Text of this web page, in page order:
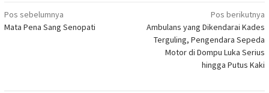
Navigasi
pos
Pos sebelumnya
Mata Pena Sang Senopati
Pos berikutnya
Ambulans yang Dikendarai Kades
Terguling, Pengendara Sepeda
Motor di Dompu Luka Serius
hingga Putus Kaki